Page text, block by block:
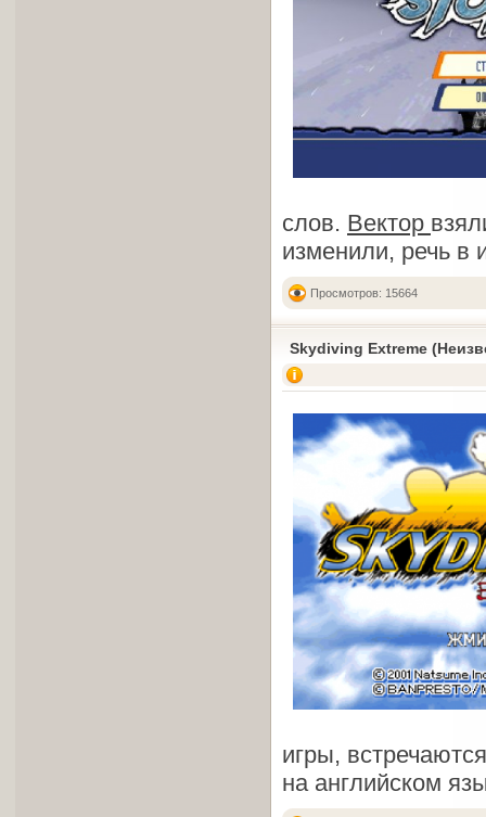
слов. Вектор
изменили, речь в
Просмотров: 15664
Skydiving Extreme
игры,
на английском